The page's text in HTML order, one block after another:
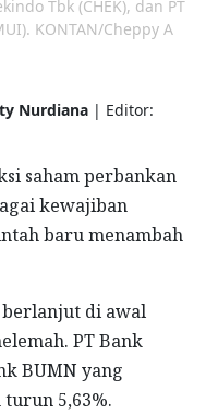
Tbk (CHEK), dan PT
KONTAN/Cheppy A
Nurdiana | Editor:
saham perbankan
kewajiban
baru menambah
berlanjut di awal
PT Bank
BUMN yang
5,63%.